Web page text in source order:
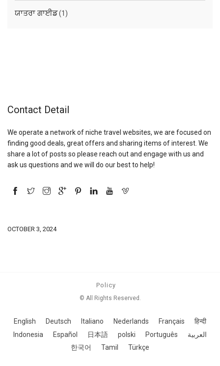
ਯਾਤਰਾ ਗਾਈਡ(1)
Contact Detail
We operate a network of niche travel websites, we are focused on
finding good deals, great offers and sharing items of interest. We
share a lot of posts so please reach out and engage with us and
ask us questions and we will do our best to help!
OCTOBER 3, 2024
Policy
© All Rights Reserved.
English Deutsch Italiano Nederlands Français
हिन्दी
Indonesia
Español 日本語 polski Português
العربية
한국어
Tamil Türkçe